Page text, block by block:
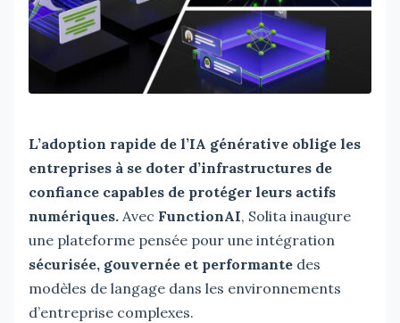
L’adoption rapide de l’IA générative oblige les
entreprises à se doter d’infrastructures de
confiance capables de protéger leurs actifs
numériques. Avec FunctionAI, Solita inaugure
une plateforme pensée pour une intégration
sécurisée, gouvernée et performante des
modèles de langage dans les environnements
d’entreprise complexes.